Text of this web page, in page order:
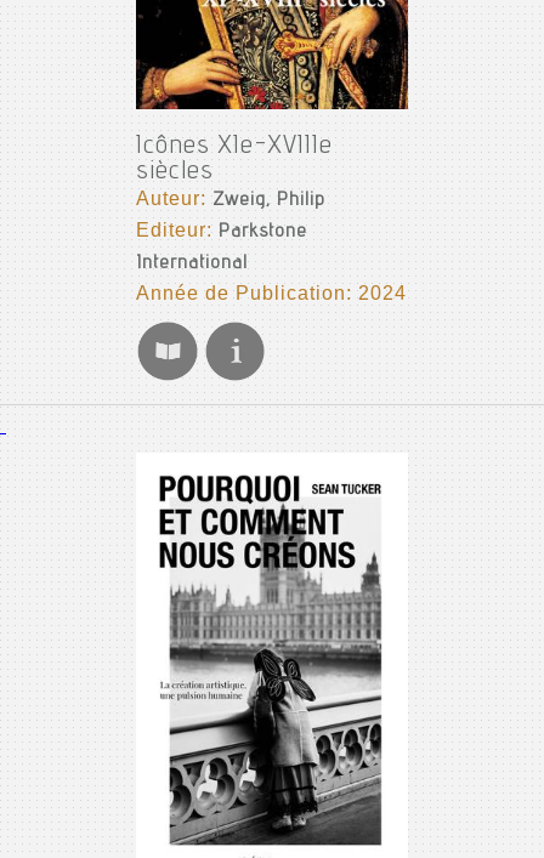
Icônes XIe-XVIIIe
siècles
Auteur:Zweig, Philip
Editeur: Parkstone
International
Année de Publication: 2024